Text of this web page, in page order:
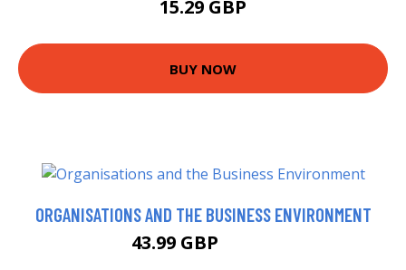
15.29 GBP
BUY NOW
ORGANISATIONS AND THE BUSINESS ENVIRONMENT
43.99 GBP